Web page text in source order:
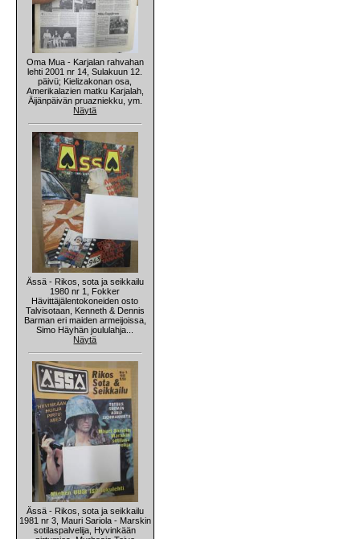
Oma Mua - Karjalan rahvahan
lehti 2001 nr 14, Sulakuun 12.
päivü; Kielizakonan osa,
Amerikalazien matku Karjalah,
Äijänpäivän pruazniekku, ym.
Näytä
Ässä - Rikos, sota ja seikkailu
1980 nr 1, Fokker
Hävittäjälentokoneiden osto
Talvisotaan, Kenneth & Dennis
Barman eri maiden armeijoissa,
Simo Häyhän joululahja...
Näytä
Ässä - Rikos, sota ja seikkailu
1981 nr 3, Mauri Sariola - Marskin
sotilaspalvelija, Hyvinkään